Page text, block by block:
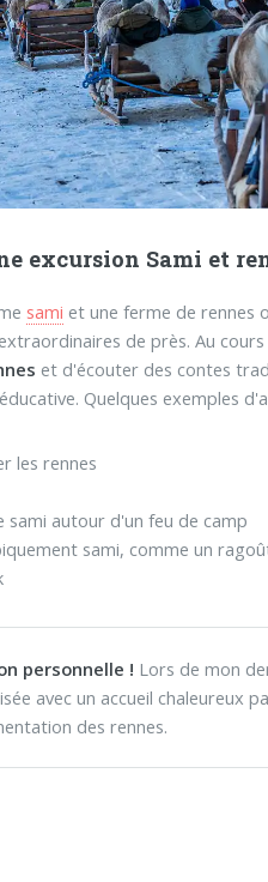
excursion Sami et
sami et une ferme de rennes
de près. Au
et d'écouter des contes
Quelques exemples
les rennes
sami autour d'un feu de camp
sami, comme un
personnelle ! Lors de mon
avec un accueil chaleureux
des rennes.